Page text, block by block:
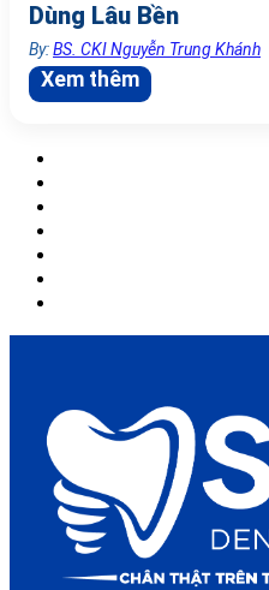
Dùng Lâu Bền
By:BS. CKI Nguyễn Trung Khánh
Xem thêm